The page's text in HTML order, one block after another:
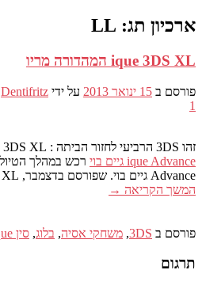
ארכיון תג: LL
ique 3DS XL המהדורה מריו
פורסם ב 15 ינואר 2013 על ידי Dentifritz
1
זהו 3DS הרביעי לחזור הביתה : 3DS XL סיני ique את צבעי המותג של מריו (לאחר זלדה 3DS, האפרסק זכה המועדון וNintendo 3DS 3DS XL פיקאצ'ו). למי שלא יודעים, אני כבר דנתי
ique Advance גיים בוי
Advance גיים בוי. שפורסם בדצמבר, 3DS XL הוא לא יוצא מן הכלל ואני אציג לך אחד 3 דגמים שנמכרו בשוק שיכול חביבות הביאו אותי לבייג'ינג.
המשך הקריאה →
פורסם ב 3DS
, משחקי אסיה, בלוג, סין ique
תרגום